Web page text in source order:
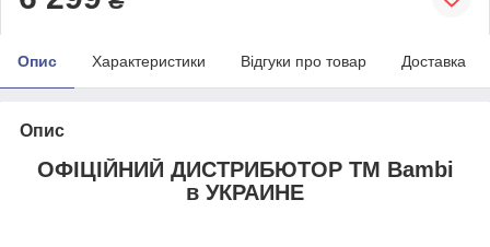
Опис Характеристики Відгуки про товар Доставка
Опис
ОФІЦІЙНИЙ ДИСТРИБЮТОР ТМ Bambi
в УКРАИНЕ